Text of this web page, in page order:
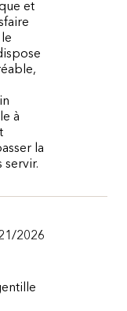
et
à
la
servir.
2026